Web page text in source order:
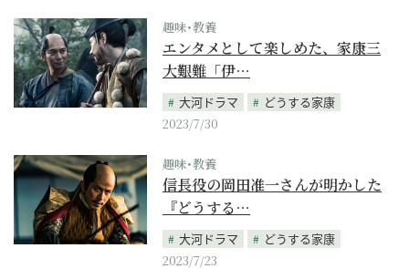
趣味･教養
エンタメとして楽しめた、家康三
大艱難「伊…
大河ドラマ
どうする家康
2023/7/30
趣味･教養
信長役の岡田准一さんが明かした
『どうする…
大河ドラマ
どうする家康
2023/7/23